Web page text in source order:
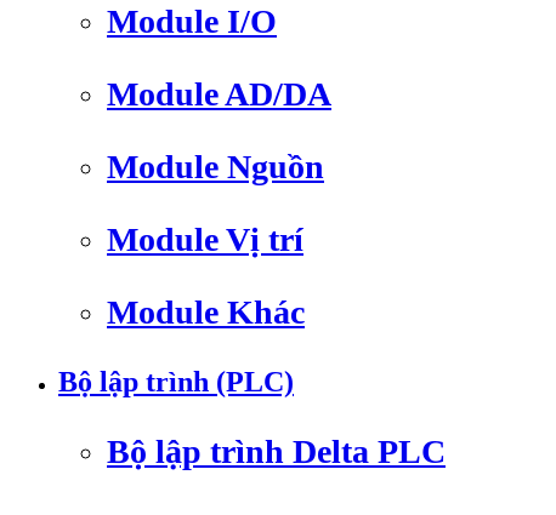
Module I/O
Module AD/DA
Module Nguồn
Module Vị trí
Module Khác
Bộ lập trình (PLC)
Bộ lập trình Delta PLC